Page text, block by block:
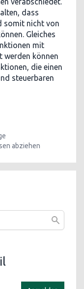
dass
somit nicht von
Gleiches
mit
werden können
die einen
steuerbaren
abziehen